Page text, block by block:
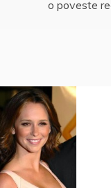
o poveste